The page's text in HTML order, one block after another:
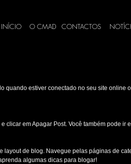
INÍCIO O CMAD CONTACTOS
quando estiver conectado no seu site online
clicar em Apagar Post. Você também pode ir
layout de blog. Navegue pelas páginas de
algumas dicas para blogar!